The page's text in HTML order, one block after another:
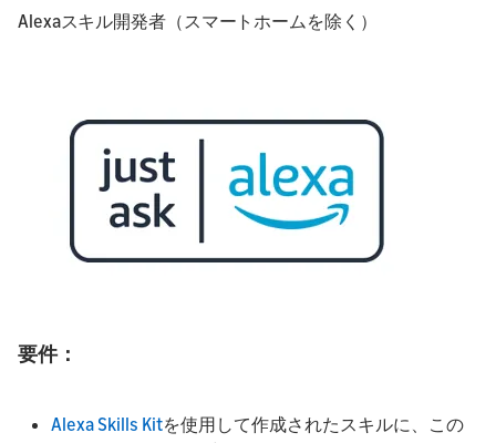
Alexaスキル開発者（スマートホームを除く）
要件：
Alexa Skills Kitを使用して作成されたスキルに、この